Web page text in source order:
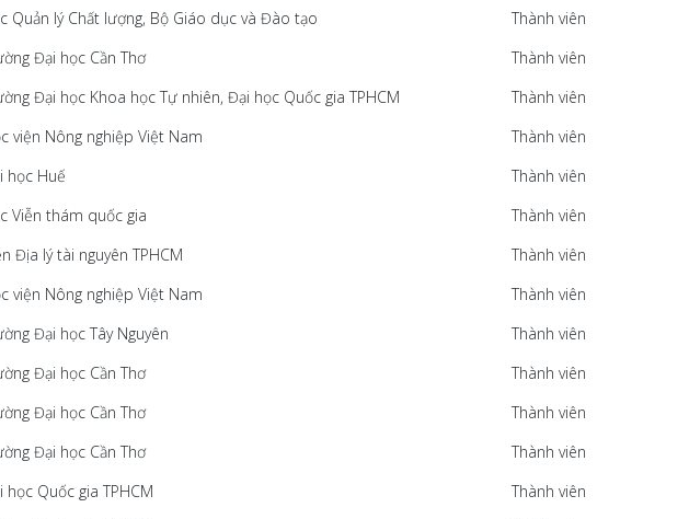
Quản lý Chất lượng, Bộ Giáo dục và Đào tạo
Thành viên
Đại học Cần Thơ
Thành viên
Đại học Khoa học Tự nhiên, Đại học Quốc gia TPHCM
Thành viên
viện Nông nghiệp Việt Nam
Thành viên
học Huế
Thành viên
Viễn thám quốc gia
Thành viên
Địa lý tài nguyên TPHCM
Thành viên
viện Nông nghiệp Việt Nam
Thành viên
Đại học Tây Nguyên
Thành viên
Đại học Cần Thơ
Thành viên
Đại học Cần Thơ
Thành viên
Đại học Cần Thơ
Thành viên
học Quốc gia TPHCM
Thành viên